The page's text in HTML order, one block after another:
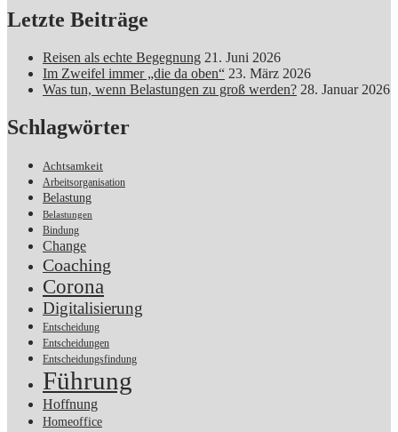
Letzte Beiträge
Reisen als echte Begegnung 21. Juni 2026
Im Zweifel immer „die da oben“ 23. März 2026
Was tun, wenn Belastungen zu groß werden? 28. Januar 2026
Schlagwörter
Achtsamkeit
Arbeitsorganisation
Belastung
Belastungen
Bindung
Change
Coaching
Corona
Digitalisierung
Entscheidung
Entscheidungen
Entscheidungsfindung
Führung
Hoffnung
Homeoffice